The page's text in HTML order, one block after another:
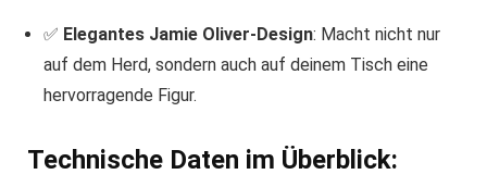
✅ Elegantes Jamie Oliver-Design: Macht nicht nur
auf dem Herd, sondern auch auf deinem Tisch eine
hervorragende Figur.
Technische Daten im Überblick: